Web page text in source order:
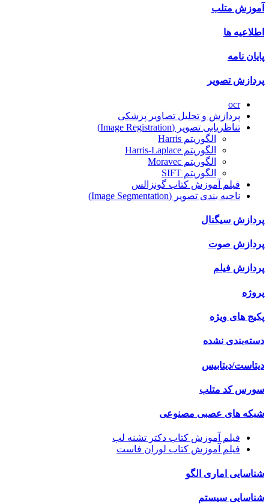
آموزش متلب
اطلاعیه ها
پایان نامه
پردازش تصویر
ocr
پردازش و تحلیل تصاویر پزشکی
تناظریابی تصویر (Image Registration)
الگوریتم Harris
الگوریتم Harris-Laplace
الگوریتم Moravec
الگوریتم SIFT
فیلم آموزش کتاب گونزالس
ناحیه بندی تصویر (Image Segmentation)
پردازش سیگنال
پردازش صوت
پردازش فیلم
پروژه
پکیج های ویژه
دسته‌بندی نشده
دیتاست/دیتابیس
سورس کد متلب
شبکه های عصبی مصنوعی
فیلم آموزش کتاب دکتر تشنه لب
فیلم آموزش کتاب لوران فاست
شناسایی اماری الگو
شناسایی سیستم